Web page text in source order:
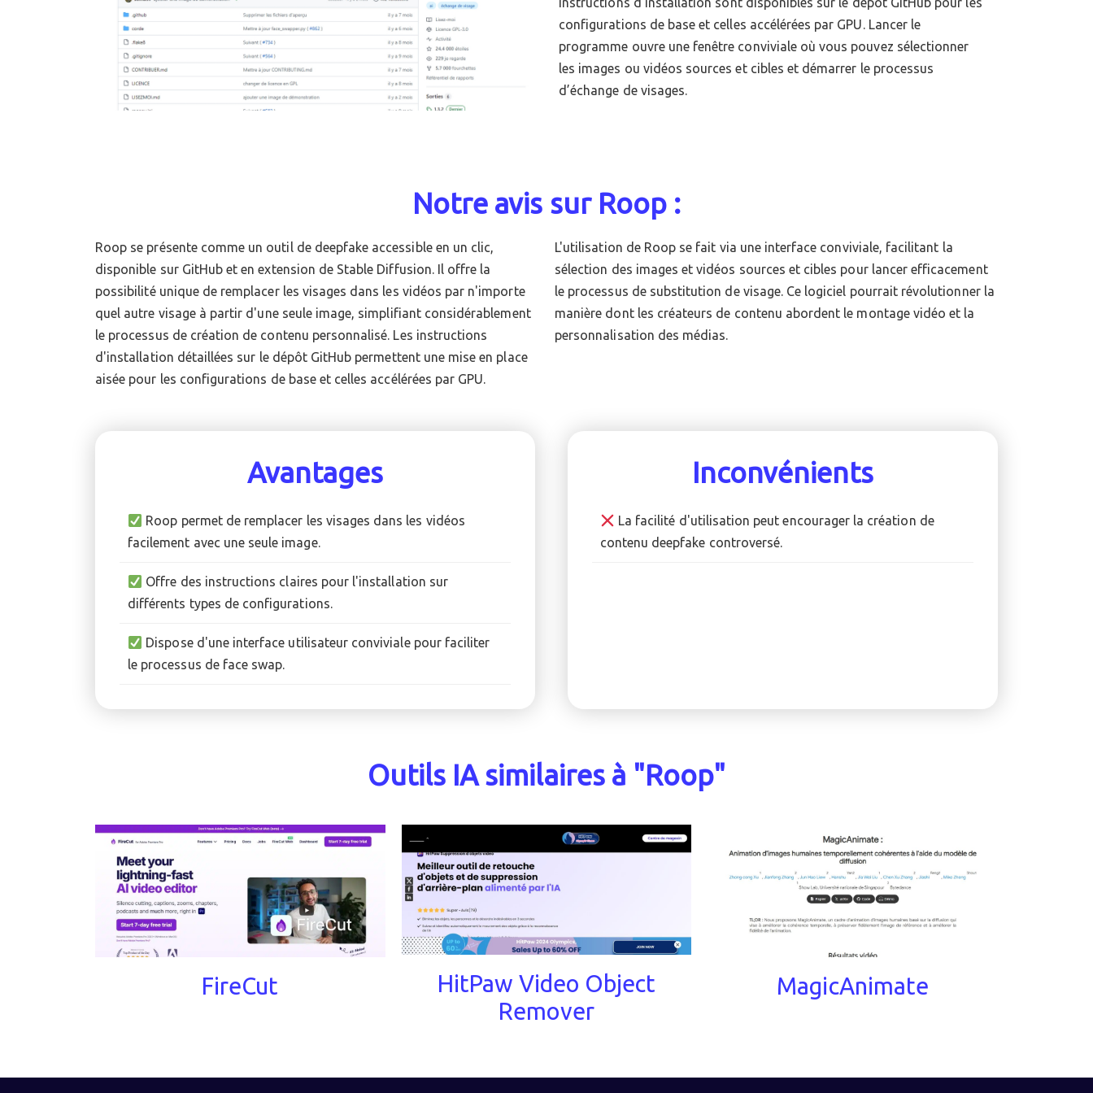
configurations de base et celles accélérées par GPU. Lancer le
programme ouvre une fenêtre conviviale où vous pouvez sélectionner
les images ou vidéos sources et cibles et démarrer le processus
d’échange de visages.
Notre avis sur Roop :
Roop se présente comme un outil de deepfake accessible en un clic,
disponible sur GitHub et en extension de Stable Diffusion. Il offre la
possibilité unique de remplacer les visages dans les vidéos par n'importe
quel autre visage à partir d'une seule image, simplifiant considérablement
le processus de création de contenu personnalisé. Les instructions
d'installation détaillées sur le dépôt GitHub permettent une mise en place
aisée pour les configurations de base et celles accélérées par GPU.
L'utilisation de Roop se fait via une interface conviviale, facilitant la
sélection des images et vidéos sources et cibles pour lancer efficacement
le processus de substitution de visage. Ce logiciel pourrait révolutionner la
manière dont les créateurs de contenu abordent le montage vidéo et la
personnalisation des médias.
Avantages
Roop permet de remplacer les visages dans les vidéos
facilement avec une seule image.
Offre des instructions claires pour l'installation sur
différents types de configurations.
Dispose d'une interface utilisateur conviviale pour faciliter
le processus de face swap.
Inconvénients
La facilité d'utilisation peut encourager la création de
contenu deepfake controversé.
Outils IA similaires à "Roop"
FireCut
HitPaw Video Object
Remover
MagicAnimate